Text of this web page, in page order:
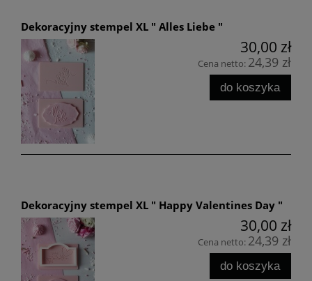
Dekoracyjny stempel XL " Alles Liebe "
30,00 zł
Cena netto: 24,39 zł
do koszyka
Dekoracyjny stempel XL " Happy Valentines Day "
30,00 zł
Cena netto: 24,39 zł
do koszyka